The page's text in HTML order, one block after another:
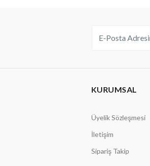
KURUMSAL
Üyelik Sözleşmesi
İletişim
Sipariş Takip